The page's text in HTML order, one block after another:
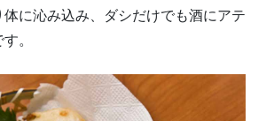
体に沁み込み、ダシだけでも酒にアテ
。